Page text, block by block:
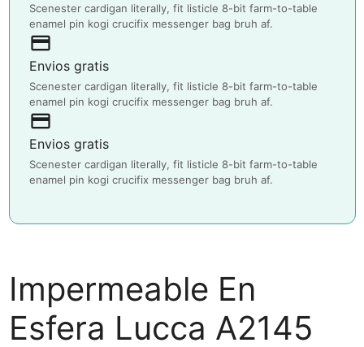
Scenester cardigan literally, fit listicle 8-bit farm-to-table
enamel pin kogi crucifix messenger bag bruh af.
payment
Envios gratis
Scenester cardigan literally, fit listicle 8-bit farm-to-table
enamel pin kogi crucifix messenger bag bruh af.
payment
Envios gratis
Scenester cardigan literally, fit listicle 8-bit farm-to-table
enamel pin kogi crucifix messenger bag bruh af.
Impermeable En
Esfera Lucca A2145